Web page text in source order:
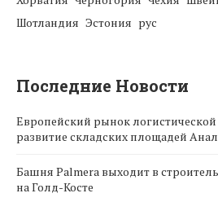
Шотландия Эстония рус
Последние Новости
Европейский рынок
развитие складских площадей
Башня Palmera выходит в
на Голд-Косте